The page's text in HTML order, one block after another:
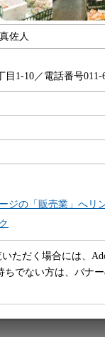
真佐人
1-10／電話番号011-
ジの「販売業」へリ
ただく場合には、
ちでない方は、バナ